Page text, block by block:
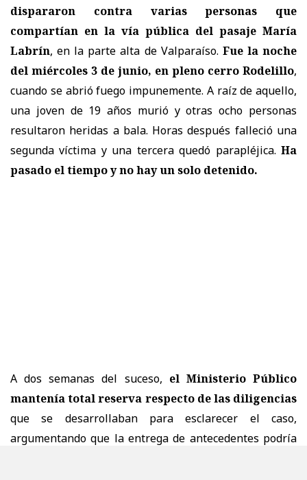
dispararon contra varias personas que
compartían en la vía pública del pasaje María
Labrín, en la parte alta de Valparaíso. Fue la noche
del miércoles 3 de junio, en pleno cerro Rodelillo,
cuando se abrió fuego impunemente. A raíz de aquello,
una joven de 19 años murió y otras ocho personas
resultaron heridas a bala. Horas después falleció una
segunda víctima y una tercera quedó parapléjica. Ha
pasado el tiempo y no hay un solo detenido.
A dos semanas del suceso, el Ministerio Público
mantenía total reserva respecto de las diligencias
que se desarrollaban para esclarecer el caso,
argumentando que la entrega de antecedentes podría